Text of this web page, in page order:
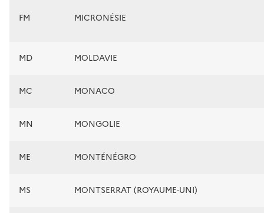
FM MICRONÉSIE
MD MOLDAVIE
MC MONACO
MN MONGOLIE
ME MONTÉNÉGRO
MS MONTSERRAT (ROYAUME-UNI)